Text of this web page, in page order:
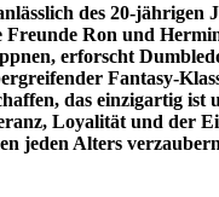
des 20-jährigen
Ron und
erforscht
Fantasy-
das einzigartig
Loyalität und der
jeden Alters